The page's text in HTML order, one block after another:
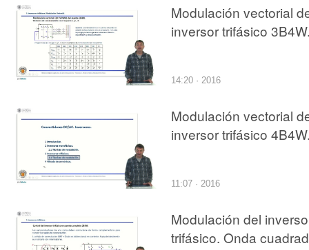
Modulación vectorial
inversor trifásico
14:20 · 2016
Modulación vectorial
inversor trifásico
11:07 · 2016
Modulación del
trifásico. Onda